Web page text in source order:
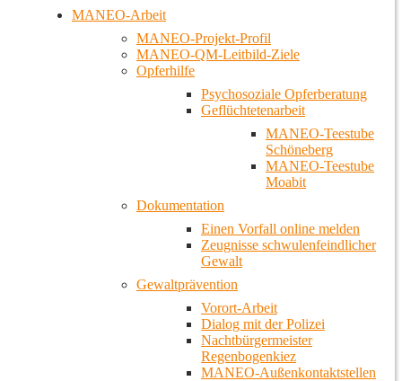
MANEO-Arbeit
MANEO-Projekt-Profil
MANEO-QM-Leitbild-Ziele
Opferhilfe
Psychosoziale Opferberatung
Geflüchtetenarbeit
MANEO-Teestube
Schöneberg
MANEO-Teestube
Moabit
Dokumentation
Einen Vorfall online melden
Zeugnisse schwulenfeindlicher
Gewalt
Gewaltprävention
Vorort-Arbeit
Dialog mit der Polizei
Nachtbürgermeister
Regenbogenkiez
MANEO-Außenkontaktstellen